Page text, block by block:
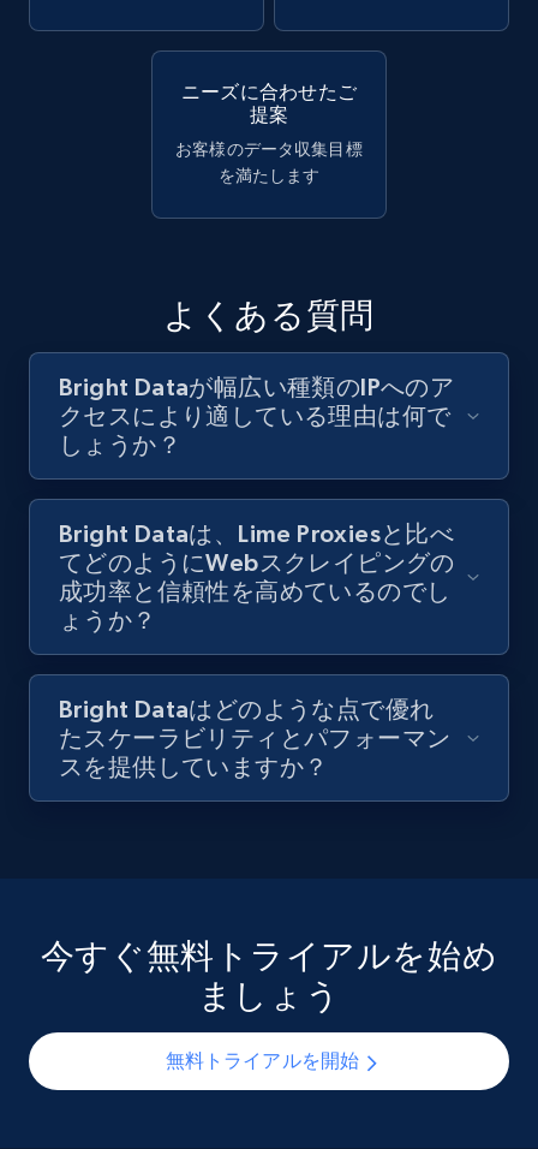
ニーズに合わせたご
提案
お客様のデータ収集目標
を満たします
よくある質問
Bright Dataが幅広い種類のIPへのア
クセスにより適している理由は何で
しょうか？
Bright Dataは、Lime Proxiesと比べ
てどのようにWebスクレイピングの
成功率と信頼性を高めているのでし
ょうか？
Bright Dataはどのような点で優れ
たスケーラビリティとパフォーマン
スを提供していますか？
今すぐ無料トライアルを始め
ましょう
無料トライアルを開始